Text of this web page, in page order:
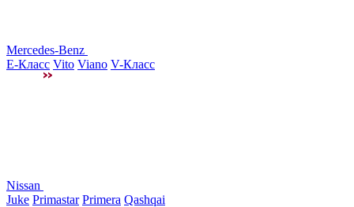
Mercedes-Benz
E-Класс Vito Viano V-Класс
Nissan
Juke Primastar Primera Qashqai